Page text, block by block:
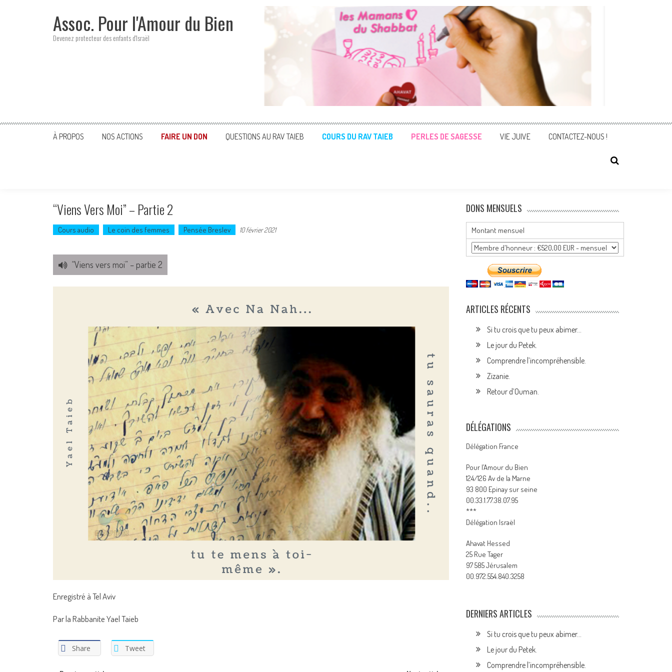
Assoc. Pour l'Amour du Bien
Devenez protecteur des enfants d'Israël
À PROPOS NOS ACTIONS FAIRE UN DON QUESTIONS AU RAV TAIEB COURS DU RAV TAIEB PERLES DE SAGESSE VIE JUIVE CONTACTEZ-NOUS !
“Viens Vers Moi” – Partie 2
Cours audio Le coin des femmes Pensée Breslev 10 février 2021
“Viens vers moi” – partie 2
Enregistré à Tel Aviv
Par la Rabbanite Yael Taieb
Share Tweet
DONS MENSUELS
Montant mensuel
ARTICLES RÉCENTS
Si tu crois que tu peux abimer…
Le jour du Petek.
Comprendre l’incompréhensible.
Zizanie.
Retour d’Ouman.
DÉLÉGATIONS
Délégation France
Pour l’Amour du Bien
124/126 Av de la Marne
93 800 Epinay sur seine
00.33.1.77.38.07.95
***
Délégation Israël
Ahavat Hessed
25 Rue Tager
97 585 Jérusalem
00.972.554.840.3258
DERNIERS ARTICLES
Si tu crois que tu peux abimer…
Le jour du Petek.
Comprendre l’incompréhensible.